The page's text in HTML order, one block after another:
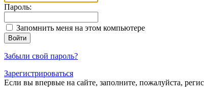
Пароль:
Запомнить меня на этом компьютере
Забыли свой пароль?
Зарегистрироваться
Если вы впервые на сайте, заполните, пожалуйста,